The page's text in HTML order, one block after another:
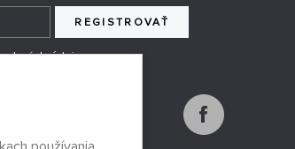
REGISTROVAŤ
údajov